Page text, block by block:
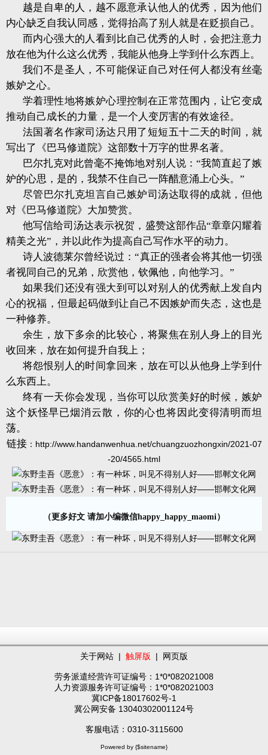
越是自卑的人，越不愿意承认他人的优秀，因为他们
内心缺乏自我认同感，觉得抬高了别人就是在贬损自己。
而内心强大的人看到比自己优秀的人时，会把注意力
放在他为什么这么优秀，我能从他身上学到什么东西上。
我们不是圣人，不可能保证自己对任何人都没有丝毫
嫉妒之心。
学着理性地将嫉妒心理控制在正常范围内，让它变成
推动自己成长的力量，是一个人变厉害的有效途径。
法国著名作家司汤达只用了短短五十二天的时间，就
写出了《巴马修道院》这部数十万字的世界名著。
巴尔扎克对此曾毫不掩饰地对别人说：“我简直起了嫉
妒的心思，是的，我禁不住自己一阵醋意涌上心头。”
尽管巴尔扎克坦言自己嫉妒司汤达取得的成就，但他
对《巴马修道院》大加赞赏。
他写信给司汤达表示祝贺，盛赞这部作品“章章闪耀着
精美之光”，并以此作为提高自己写作水平的动力。
诗人波德莱尔曾经说过：“真正的强者会将其他一切强
者视同自己的兄弟，欣赏他，钦佩他，向他学习。”
如果我们还没有强大到可以对别人的优秀献上发自内
心的祝福，但最起码做到让自己不因嫉妒而失态，这也是
一种修养。
余生，放下多余的比较心，将聚焦在别人身上的目光
收回来，放在如何提升自我上；
将怨恨别人的时间拿回来，放在可以从他身上学到什
么东西上。
终有一天你会发现，当你可以欣赏美好的时候，嫉妒
这个妖怪早已烟消云散，你的心也将因此变得清明而坦
荡。
链接： http://www.handanwenhua.net/chuangzuozhongxin/2021-07
-20/4565.html
（更多好文 请加小编微信happy_happy_maomi）
关于网站 | 触屏版 | 网页版
劳务派遣经营许可证编号：1*0*082021008
人力资源服务许可证编号：1*0*082021003
冀ICP备18017602号-1
冀公网安备 13040302001124号
客服电话：0310-3115600
Powered by {$sitename}